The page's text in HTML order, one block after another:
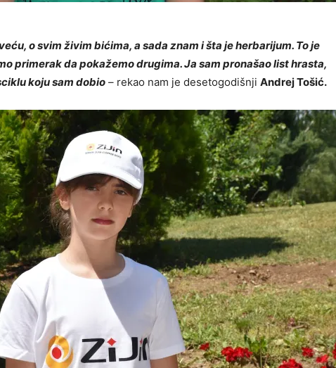
o svim živim bićima, a sada znam i šta je herbarijum. To je
primerak da pokažemo drugima. Ja sam pronašao list hrasta,
koju sam dobio – rekao nam je desetogodišnji Andrej Tošić.